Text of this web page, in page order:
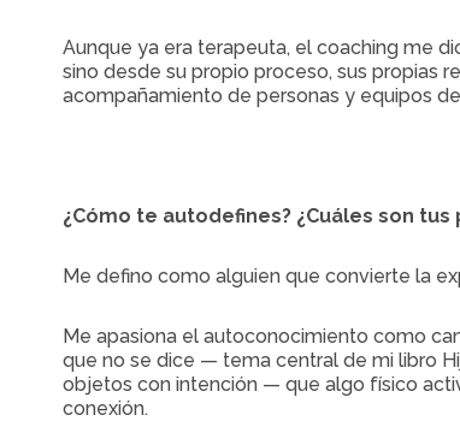
Aunque ya era terapeuta, el coaching me
sino desde su propio proceso, sus propias
acompañamiento de personas y equipos
¿Cómo te autodefines? ¿Cuáles son tus
Me defino como alguien que convierte la
Me apasiona el autoconocimiento como
que no se dice — tema central de mi libro
objetos con intención — que algo físico
conexión.